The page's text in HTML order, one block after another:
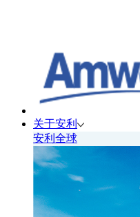
关于安利
安利全球